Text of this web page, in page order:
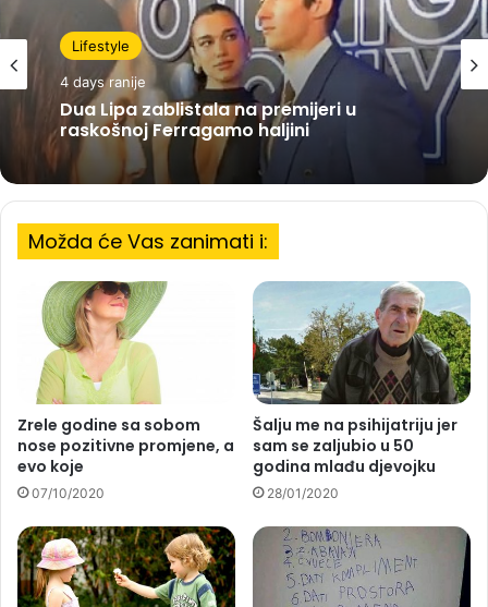
Lifestyle
4 days ranije
Dua Lipa zablistala na premijeri u
raskošnoj Ferragamo haljini
Možda će Vas zanimati i:
Zrele godine sa sobom
nose pozitivne promjene, a
evo koje
07/10/2020
Šalju me na psihijatriju jer
sam se zaljubio u 50
godina mlađu djevojku
28/01/2020